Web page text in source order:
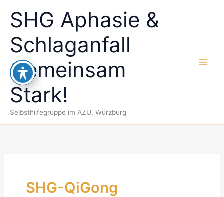
Inhalt
springen
SHG Aphasie &
Schlaganfall
Gemeinsam
Stark!
Selbsthilfegruppe im AZU, Würzburg
SHG-QiGong
nach: